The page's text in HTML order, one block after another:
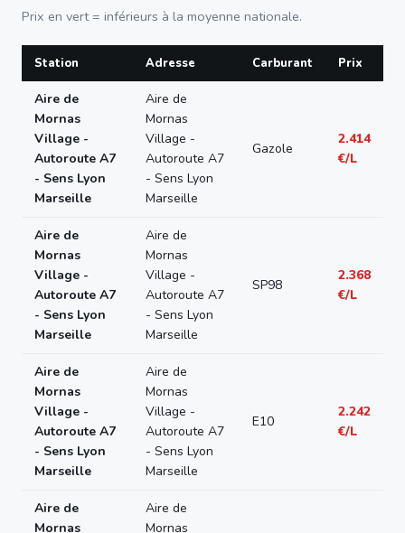
Prix en vert = inférieurs à la moyenne nationale.
Station Adresse Carburant Prix
Aire de
Mornas
Village -
Autoroute A7
- Sens Lyon
Marseille
Aire de
Mornas
Village -
Autoroute A7
- Sens Lyon
Marseille
Gazole
2.414
€/L
Aire de
Mornas
Village -
Autoroute A7
- Sens Lyon
Marseille
Aire de
Mornas
Village -
Autoroute A7
- Sens Lyon
Marseille
SP98
2.368
€/L
Aire de
Mornas
Village -
Autoroute A7
- Sens Lyon
Marseille
Aire de
Mornas
Village -
Autoroute A7
- Sens Lyon
Marseille
E10
2.242
€/L
Aire de
Mornas
Aire de
Mornas